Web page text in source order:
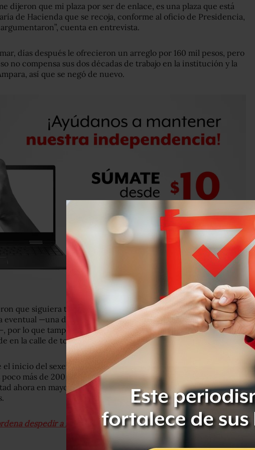
dijeron que mi plaza por ser de enlace, es una plaza que está
de Hacienda que se recoja, conforme al oficio de Presidencia,
cuenta en entrevista.
días después le ofrecieron un arreglo por 160 mil pesos, pero
no compensa sus dos décadas de trabajo en la institución y la
así que se negó de nuevo.
que siguiera trabajando ahí, pero con un contrato por tres
eventual —una de las figuras que Presidencia ha ordenado
por lo que tampoco aceptó, ante el temor de que después de
en la calle de todas maneras.
el inicio del sexenio han sido despedidos alrededor de 30
más de 200 que tenía el Archivo: la mitad en diciembre
ahora en mayo. Aunque le dijeron que en julio y en noviembre
despedir a los trabajadores que la misma administración